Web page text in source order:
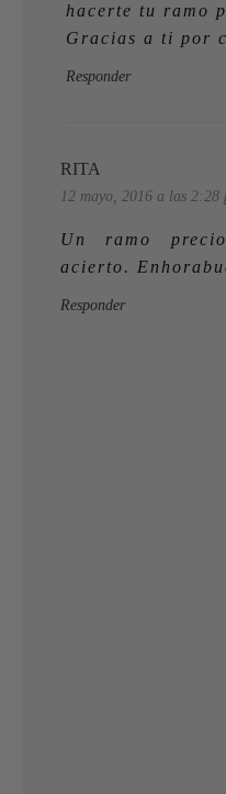
hacerte tu ramo
Gracias a ti por
Responder
RITA
12 mayo, 2016 a las 2:28
Un ramo
acierto.
Responder